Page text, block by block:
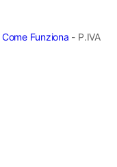
Come Funziona - P.IVA